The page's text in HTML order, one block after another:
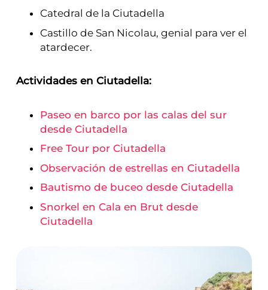
Catedral de la Ciutadella
Castillo de San Nicolau, genial para ver el
atardecer.
Actividades en Ciutadella:
Paseo en barco por las calas del sur
desde Ciutadella
Free Tour por Ciutadella
Observación de estrellas en Ciutadella
Bautismo de buceo desde Ciutadella
Snorkel en Cala en Brut desde
Ciutadella